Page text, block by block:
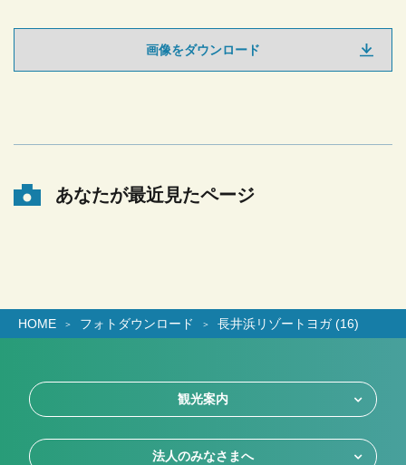
画像をダウンロード
あなたが最近見たページ
HOME フォトダウンロード 長井浜リゾートヨガ (16)
観光案内
法人のみなさまへ